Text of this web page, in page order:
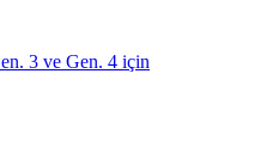
3 ve Gen. 4 için